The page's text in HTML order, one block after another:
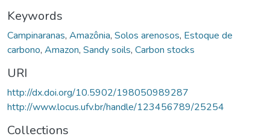
Keywords
Campinaranas, Amazônia, Solos arenosos, Estoque de
carbono, Amazon, Sandy soils, Carbon stocks
URI
http://dx.doi.org/10.5902/198050989287
http://www.locus.ufv.br/handle/123456789/25254
Collections